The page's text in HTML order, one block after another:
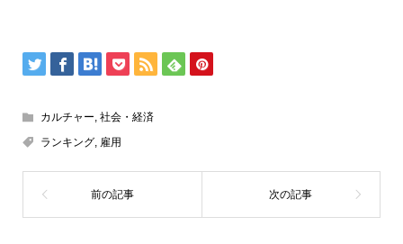
カルチャー 社会・経済
ランキング, 雇用